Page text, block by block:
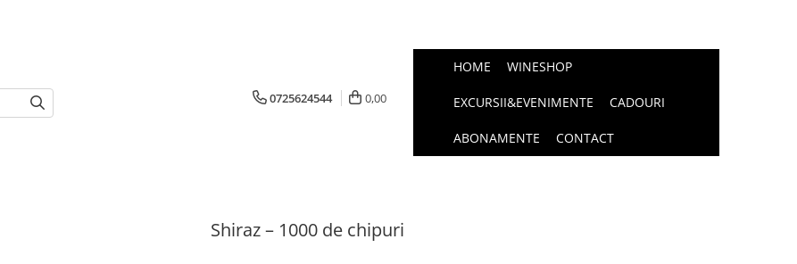
0725624544 0,00
HOME WINESHOP
EXCURSII&EVENIMENTE CADOURI
ABONAMENTE CONTACT
Shiraz – 1000 de chipuri